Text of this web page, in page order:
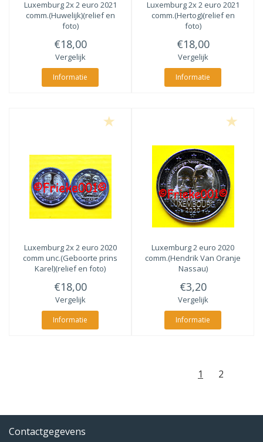
Luxemburg 2x 2 euro 2021
comm.(Huwelijk)(relief en
foto)
€18,00
Vergelijk
Informatie
Luxemburg 2x 2 euro 2021
comm.(Hertog)(relief en
foto)
€18,00
Vergelijk
Informatie
Luxemburg 2x 2 euro 2020
comm unc.(Geboorte prins
Karel)(relief en foto)
€18,00
Vergelijk
Informatie
Luxemburg 2 euro 2020
comm.(Hendrik Van Oranje
Nassau)
€3,20
Vergelijk
Informatie
1 2
Contactgegevens